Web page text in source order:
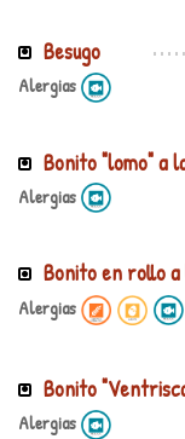
Besugo
Alergias
Bonito "lomo" a
Alergias
Bonito en rollo
Alergias
Bonito
Alergias